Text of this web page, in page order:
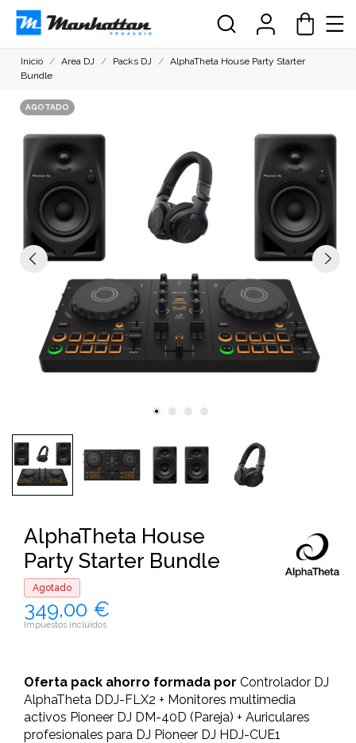
Inicio Area DJ Packs DJ
AlphaTheta House Party Starter
Bundle
AGOTADO
AlphaTheta House
Party Starter Bundle
Agotado
349,00 €
Impuestos incluidos
Oferta pack ahorro formada por Controlador DJ
AlphaTheta DDJ-FLX2 + Monitores multimedia
activos Pioneer DJ DM-40D (Pareja) + Auriculares
profesionales para DJ Pioneer DJ HDJ-CUE1